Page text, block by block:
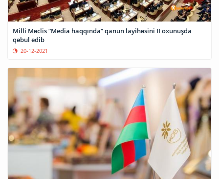
Milli Məclis “Media haqqında” qanun layihəsini II oxunuşda
qəbul edib
20-12-2021